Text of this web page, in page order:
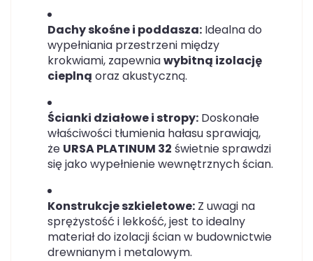
Dachy skośne i poddasza: Idealna do
wypełniania przestrzeni między
krokwiami, zapewniawybitną izolację
cieplną oraz akustyczną.
Ścianki działowe i stropy: Doskonałe
właściwości tłumienia hałasu sprawiają,
że URSA PLATINUM 32 świetnie sprawdzi
się jako wypełnienie wewnętrznych ścian.
Konstrukcje szkieletowe: Z uwagi na
sprężystość i lekkość, jest to idealny
materiał do izolacji ścian w budownictwie
drewnianym i metalowym.